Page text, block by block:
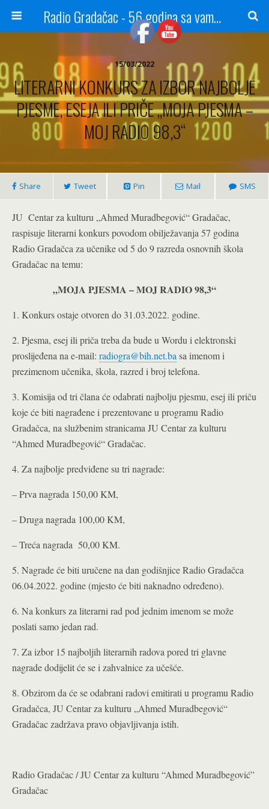
Radio Gradačac - 56 godina sa vama...
15/03/2022
LITERARNI KONKURS ZA IZBOR NAJBOLJE
PJESME, ESEJA ILI PRIČE „MOJA PJESMA –
MOJ RADIO 98,3“
Share Tweet Pin Mail SMS
JU Centar za kulturu „Ahmed Muradbegović“ Gradačac,
raspisuje literarni konkurs povodom obilježavanja 57 godina
Radio Gradačca za učenike od 5 do 9 razreda osnovnih škola
Gradačac na temu:
„MOJA PJESMA – MOJ RADIO 98,3“
1. Konkurs ostaje otvoren do 31.03.2022. godine.
2. Pjesma, esej ili priča treba da bude u Wordu i elektronski
proslijeđena na e-mail: radiogra@bih.net.ba sa imenom i
prezimenom učenika, škola, razred i broj telefona.
3. Komisija od tri člana će odabrati najbolju pjesmu, esej ili priču
koje će biti nagrađene i prezentovane u programu Radio
Gradačca, na službenim stranicama JU Centar za kulturu
“Ahmed Muradbegović“ Gradačac.
4. Za najbolje predviđene su tri nagrade:
– Prva nagrada 150,00 KM,
– Druga nagrada 100,00 KM,
– Treća nagrada 50,00 KM.
5. Nagrade će biti uručene na dan godišnjice Radio Gradačca
06.04.2022. godine (mjesto će biti naknadno određeno).
6. Na konkurs za literarni rad pod jednim imenom se može
poslati samo jedan rad.
7. Za izbor 15 najboljih literarnih radova pored tri glavne
nagrade dodijelit će se i zahvalnice za učešće.
8. Obzirom da će se odabrani radovi emitirati u programu Radio
Gradačca, JU Centar za kulturu „Ahmed Muradbegović“
Gradačac zadržava pravo objavljivanja istih.
Radio Gradačac / JU Centar za kulturu “Ahmed Muradbegović”
Gradačac